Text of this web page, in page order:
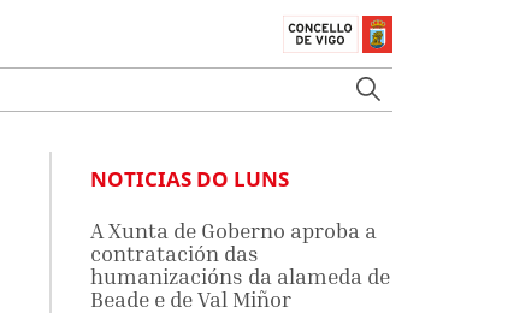
NOTICIAS DO LUNS
A Xunta de Goberno aproba a
contratación das
humanizacións da alameda de
Beade e de Val Miñor